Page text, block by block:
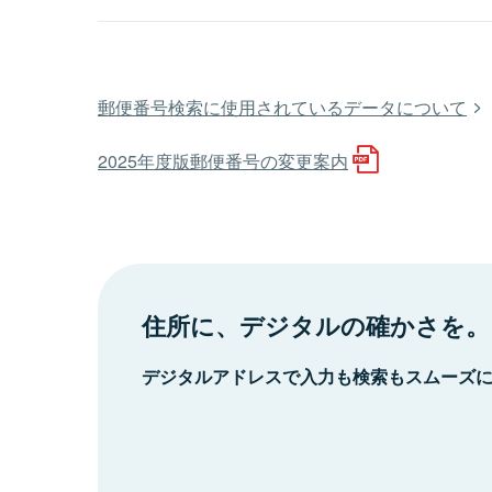
郵便番号検索に使用されているデータについて
2025年度版郵便番号の変更案内
住所に、デジタルの確かさを。
デジタルアドレスで入力も検索もスムーズ